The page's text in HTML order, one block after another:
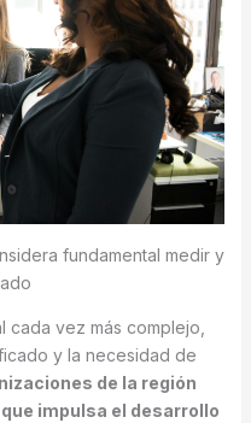
fundamental medir y
cada vez más complejo,
y la necesidad de
de la región
impulsa el desarrollo